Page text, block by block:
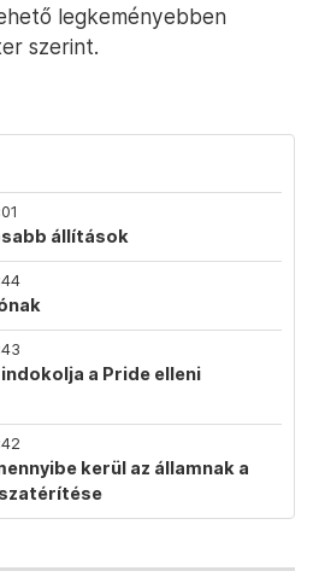
legkeményebben
szerint.
állítások
a Pride elleni
kerül az államnak a